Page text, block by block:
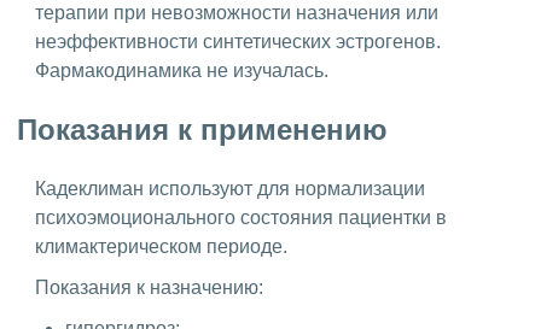
терапии при невозможности назначения или
неэффективности синтетических эстрогенов.
Фармакодинамика не изучалась.
Показания к применению
Кадеклиман используют для нормализации
психоэмоционального состояния пациентки в
климактерическом периоде.
Показания к назначению: